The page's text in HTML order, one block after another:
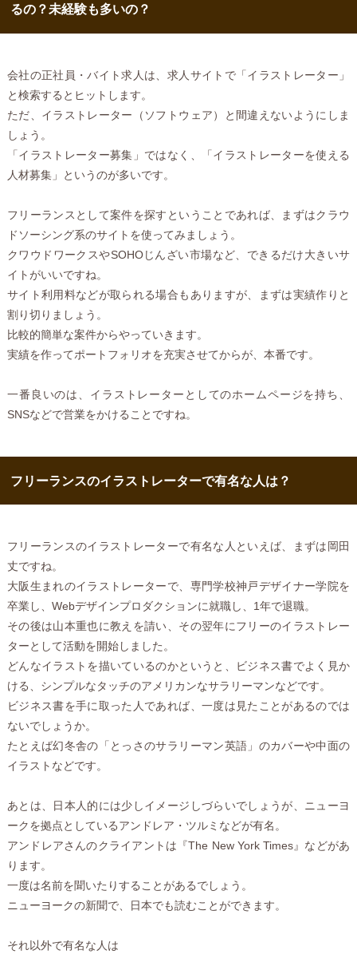
るの？未経験も多いの？
会社の正社員・バイト求人は、求人サイトで「イラストレーター」
と検索するとヒットします。
ただ、イラストレーター（ソフトウェア）と間違えないようにしま
しょう。
「イラストレーター募集」ではなく、「イラストレーターを使える
人材募集」というのが多いです。
フリーランスとして案件を探すということであれば、まずはクラウ
ドソーシング系のサイトを使ってみましょう。
クワウドワークスやSOHOじんざい市場など、できるだけ大きいサ
イトがいいですね。
サイト利用料などが取られる場合もありますが、まずは実績作りと
割り切りましょう。
比較的簡単な案件からやっていきます。
実績を作ってポートフォリオを充実させてからが、本番です。
一番良いのは、イラストレーターとしてのホームページを持ち、
SNSなどで営業をかけることですね。
フリーランスのイラストレーターで有名な人は？
フリーランスのイラストレーターで有名な人といえば、まずは岡田
丈ですね。
大阪生まれのイラストレーターで、専門学校神戸デザイナー学院を
卒業し、Webデザインプロダクションに就職し、1年で退職。
その後は山本重也に教えを請い、その翌年にフリーのイラストレー
ターとして活動を開始しました。
どんなイラストを描いているのかというと、ビジネス書でよく見か
ける、シンプルなタッチのアメリカンなサラリーマンなどです。
ビジネス書を手に取った人であれば、一度は見たことがあるのでは
ないでしょうか。
たとえば幻冬舎の「とっさのサラリーマン英語」のカバーや中面の
イラストなどです。
あとは、日本人的には少しイメージしづらいでしょうが、ニューヨ
ークを拠点としているアンドレア・ツルミなどが有名。
アンドレアさんのクライアントは『The New York Times』などがあ
ります。
一度は名前を聞いたりすることがあるでしょう。
ニューヨークの新聞で、日本でも読むことができます。
それ以外で有名な人は